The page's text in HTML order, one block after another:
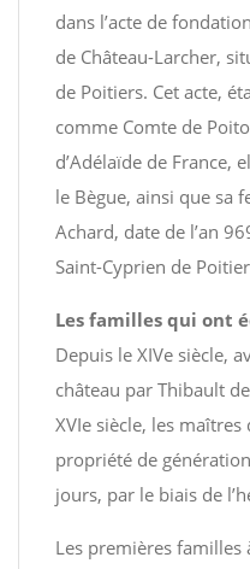
dans l’acte de
de Château-Larcher,
de Poitiers. Cet acte,
comme Comte de
d’Adélaïde de France,
le Bègue, ainsi que sa
Achard, date de l’an
Saint-Cyprien de
Les familles qui ont
Depuis le XIVe siècle,
château par Thibault
XVIe siècle, les
propriété de
jours, par le biais de
Les premières familles